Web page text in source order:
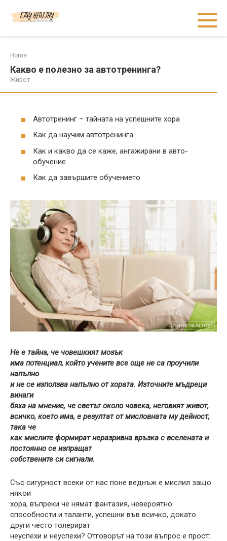
Home
Какво е полезно за автотренинга?
Живот
Автотренинг – тайната на успешните хора
Как да научим автотренинга
Как и какво да се каже, ангажирани в авто-
обучение
Как да завършите обучението
Не е тайна, че човешкият мозък
има потенциал, който учените все още не са проучили
напълно
и не се използва напълно от хората. Източните мъдреци
винаги
бяха на мнение, че светът около човека, неговият живот,
всичко, което има, е резултат от мисловната му дейност,
така че
как мислите формират неразривна връзка с вселената и
постоянно се изпращат
собствените си сигнали.
Със сигурност всеки от нас поне веднъж е мислил защо
някои
хора, въпреки че нямат фантазия, невероятно
способности и таланти, успешни във всичко, докато
други често толерират
неуспехи и неуспехи? Отговорът на този въпрос е прост: